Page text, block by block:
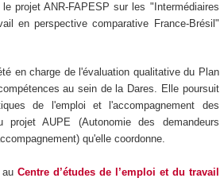
projet ANR-FAPESP sur les "Intermédiaires
en perspective comparative France-Brésil"
en charge de l'évaluation qualitative du Plan
au sein de la Dares. Elle poursuit
de l'emploi et l'accompagnement des
AUPE (Autonomie des demandeurs
qu'elle coordonne.
Centre d’études de l’emploi et du travail